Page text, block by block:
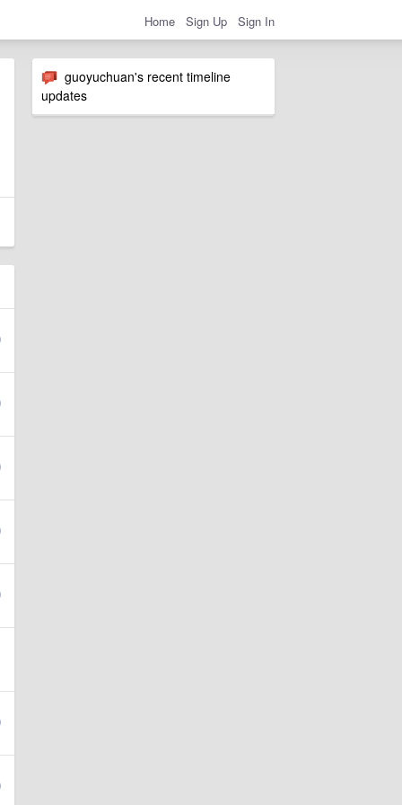
Home Sign Up Sign In
guoyuchuan's recent timeline
updates